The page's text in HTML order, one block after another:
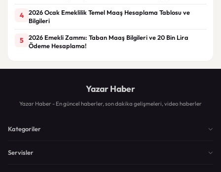
4
2026 Ocak Emeklilik Temel Maaş Hesaplama Tablosu ve
Bilgileri
5
2026 Emekli Zammı: Taban Maaş Bilgileri ve 20 Bin Lira
Ödeme Hesaplama!
Yazar Haber
Yazar Haber - En güncel haberler, son dakika gelişmeleri, video haberler
Kategoriler
Servisler